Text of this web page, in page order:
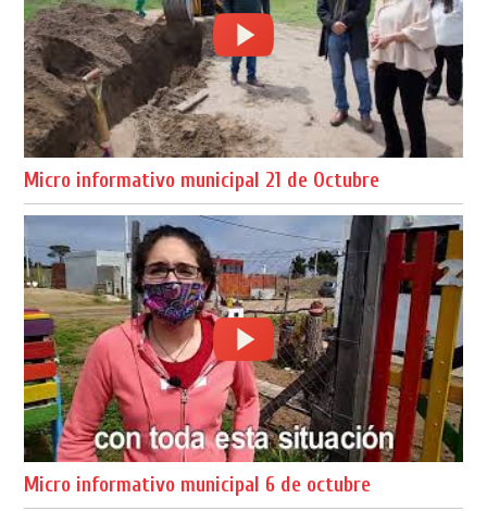
Micro informativo municipal 21 de Octubre
Micro informativo municipal 6 de octubre